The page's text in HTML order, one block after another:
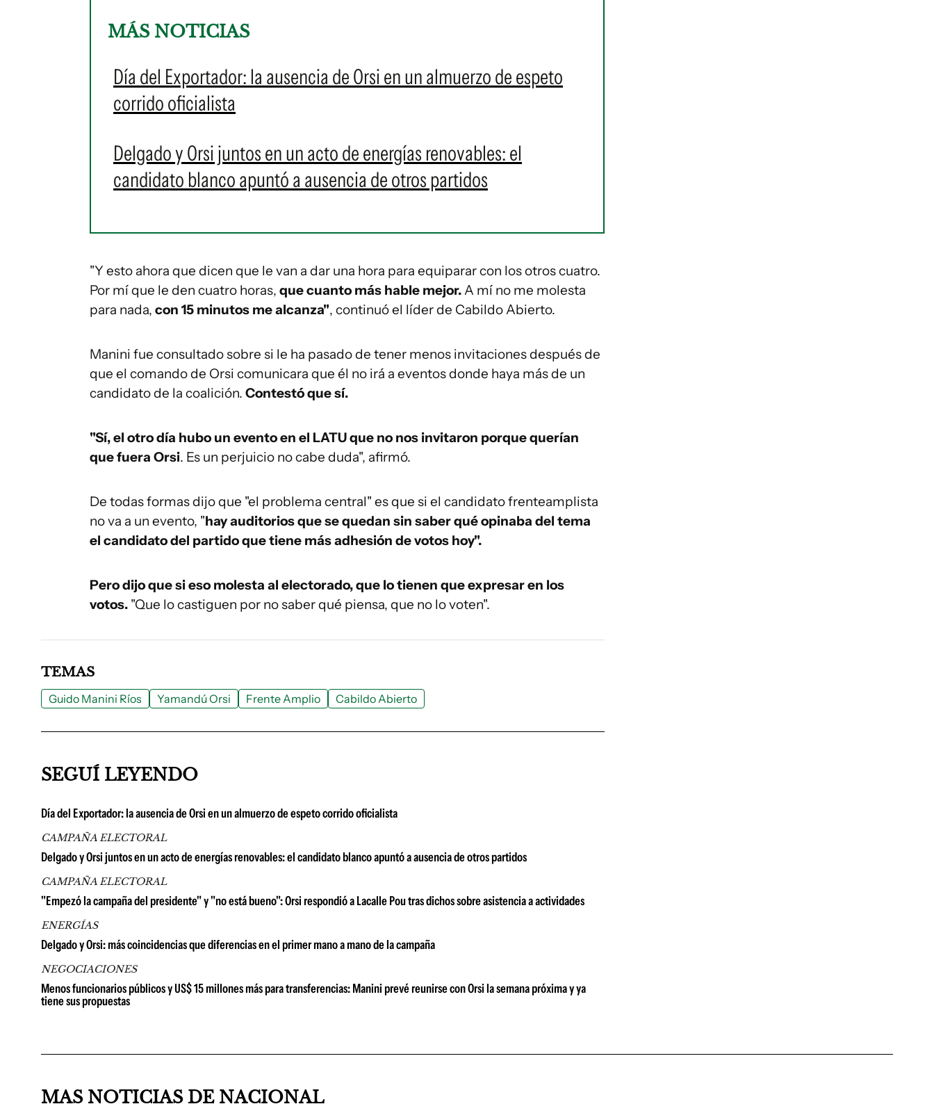
MÁS NOTICIAS
Día del Exportador: la ausencia de Orsi en un almuerzo de espeto
corrido oficialista
Delgado y Orsi juntos en un acto de energías renovables: el
candidato blanco apuntó a ausencia de otros partidos
"Y esto ahora que dicen que le van a dar una hora para equiparar con los otros cuatro.
Por mí que le den cuatro horas, que cuanto más hable mejor.A mí no me molesta
para nada, con 15 minutos me alcanza", continuó el líder de Cabildo Abierto.
Manini fue consultado sobre si le ha pasado de tener menos invitaciones después de
que el comando de Orsi comunicara que él no irá a eventos donde haya más de un
candidato de la coalición. Contestó que sí.
"Sí, el otro día hubo un evento en el LATU que no nos invitaron porque querían
que fuera Orsi. Es un perjuicio no cabe duda", afirmó.
De todas formas dijo que "el problema central" es que si el candidato frenteamplista
no va a un evento, "hay auditorios que se quedan sin saber qué opinaba del tema
el candidato del partido que tiene más adhesión de votos hoy".
Pero dijo que si eso molesta al electorado, que lo tienen que expresar en los
votos. "Que lo castiguen por no saber qué piensa, que no lo voten".
TEMAS
Guido Manini Ríos Yamandú Orsi Frente Amplio Cabildo Abierto
SEGUÍ LEYENDO
Día del Exportador: la ausencia de Orsi en un almuerzo de espeto corrido oficialista
CAMPAÑA ELECTORAL
Delgado y Orsi juntos en un acto de energías renovables: el candidato blanco apuntó a ausencia de otros partidos
CAMPAÑA ELECTORAL
"Empezó la campaña del presidente" y "no está bueno": Orsi respondió a Lacalle Pou tras dichos sobre asistencia a actividades
ENERGÍAS
Delgado y Orsi: más coincidencias que diferencias en el primer mano a mano de la campaña
NEGOCIACIONES
Menos funcionarios públicos y US$ 15 millones más para transferencias: Manini prevé reunirse con Orsi la semana próxima y ya
tiene sus propuestas
MAS NOTICIAS DE NACIONAL